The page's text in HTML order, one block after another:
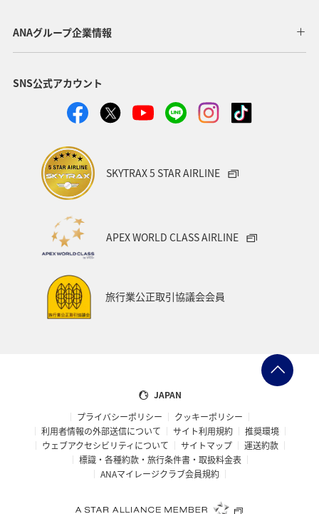
ANAグループ企業情報
SNS公式アカウント
SKYTRAX 5 STAR AIRLINE
APEX WORLD CLASS AIRLINE
旅行業公正取引協議会会員
JAPAN
プライバシーポリシー
クッキーポリシー
利用者情報の外部送信について
サイト利用規約
推奨環境
ウェブアクセシビリティについて
サイトマップ
運送約款
標識・各種約款・旅行条件書・取扱料金表
ANAマイレージクラブ会員規約